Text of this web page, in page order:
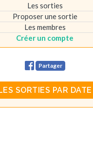
Les sorties
Proposer une sortie
Les membres
Créer un compte
Partager
SORTIES PAR DATE